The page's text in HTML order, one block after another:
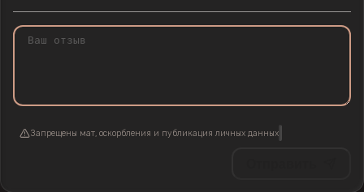
Запрещены мат, оскорбления и публикация личных данных